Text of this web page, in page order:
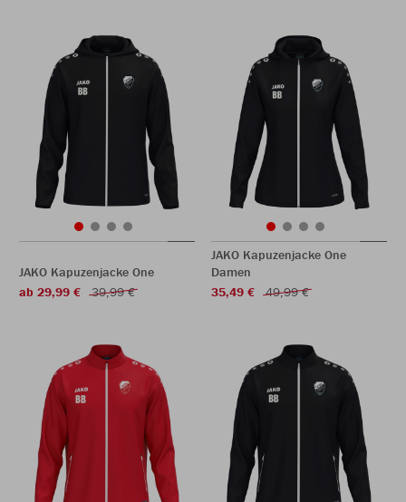
JAKO Kapuzenjacke One
ab 29,99 €
39,99 €
JAKO Kapuzenjacke One
Damen
35,49 €
49,99 €